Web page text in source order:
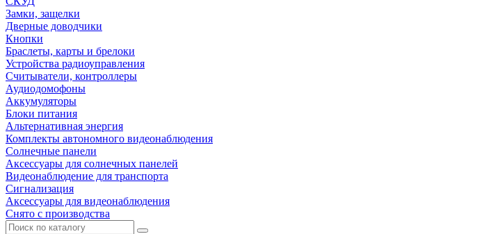
Замки, защелки
Дверные доводчики
Кнопки
Браслеты, карты и брелоки
Устройства радиоуправления
Считыватели, контроллеры
Аудиодомофоны
Аккумуляторы
Блоки питания
Альтернативная энергия
Комплекты автономного видеонаблюдения
Солнечные панели
Аксессуары для солнечных панелей
Видеонаблюдение для транспорта
Сигнализация
Аксессуары для видеонаблюдения
Снято с производства